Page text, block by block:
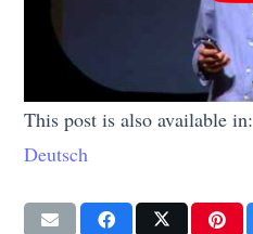
This post is also available
Deutsch